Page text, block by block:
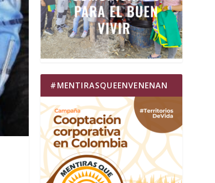
#MENTIRASQUEENVENENAN